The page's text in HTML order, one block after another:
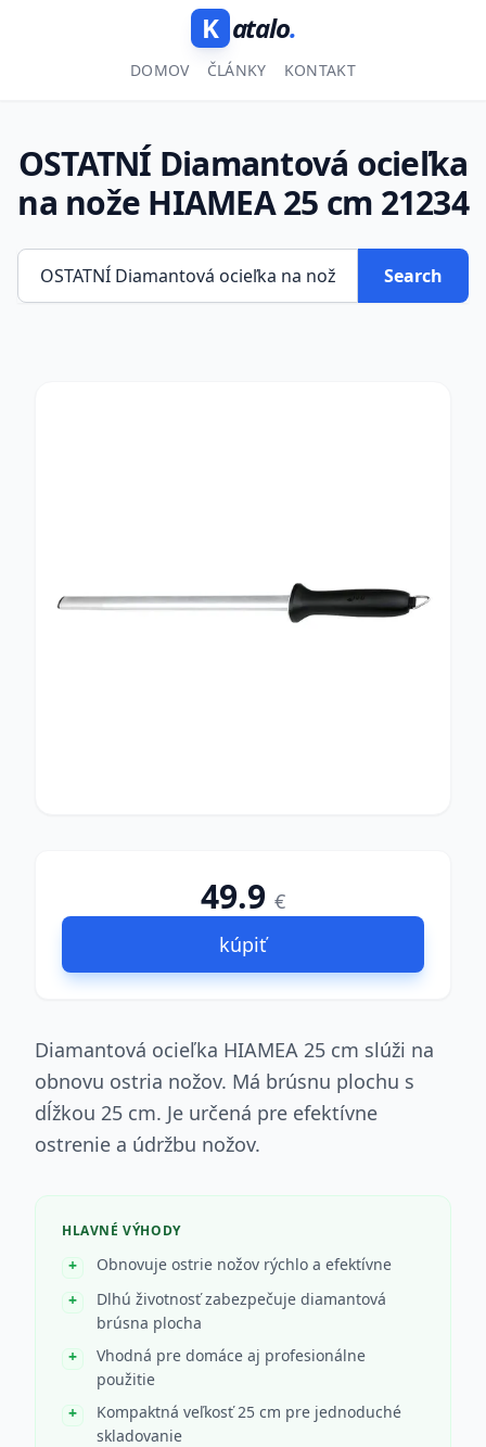
K atalo.
DOMOV ČLÁNKY KONTAKT
OSTATNÍ Diamantová ocieľka
na nože HIAMEA 25 cm 21234
Search
49.9 €
kúpiť
Diamantová ocieľka HIAMEA 25 cm slúži na
obnovu ostria nožov. Má brúsnu plochu s
dĺžkou 25 cm. Je určená pre efektívne
ostrenie a údržbu nožov.
HLAVNÉ VÝHODY
Obnovuje ostrie nožov rýchlo a efektívne
Dlhú životnosť zabezpečuje diamantová
brúsna plocha
Vhodná pre domáce aj profesionálne
použitie
Kompaktná veľkosť 25 cm pre jednoduché
skladovanie